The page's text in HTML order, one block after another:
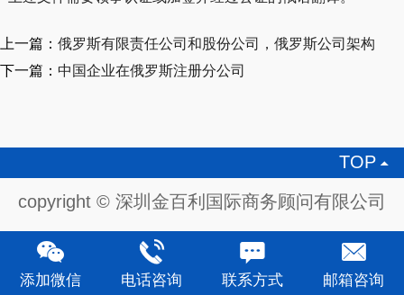
上一篇： 俄罗斯有限责任公司和股份公司，俄罗斯公司架构
下一篇： 中国企业在俄罗斯注册分公司
TOP
copyright © 深圳金百利国际商务顾问有限公司
添加微信 电话咨询 联系方式 邮箱咨询